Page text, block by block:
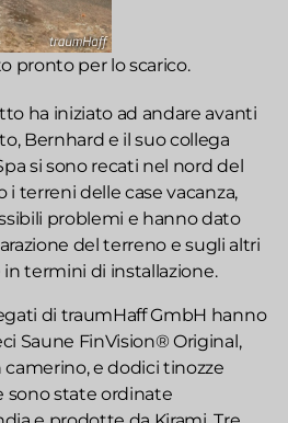
pronto per lo scarico.
ha iniziato ad andare avanti
Bernhard e il suo collega
si sono recati nel nord del
i terreni delle case vacanza,
problemi e hanno dato
del terreno e sugli altri
termini di installazione.
di traumHaff GmbH hanno
Saune FinVision® Original,
e dodici tinozze
sono state ordinate